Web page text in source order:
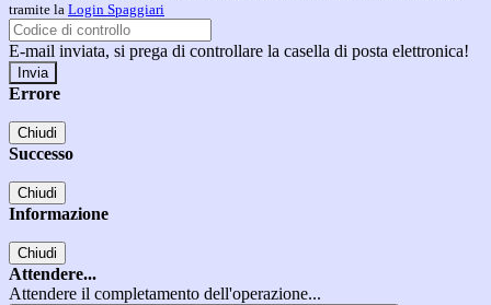
tramite la Login Spaggiari
E-mail inviata, si prega di controllare la casella di posta elettronica!
Errore
Chiudi
Successo
Chiudi
Informazione
Chiudi
Attendere...
Attendere il completamento dell'operazione...